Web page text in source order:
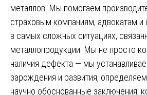
металлов. Мы помогаем
страховым компаниям, адвокатам и
в самых сложных ситуациях,
металлопродукции. Мы не просто
наличия дефекта — мы
зарождения и развития,
научно обоснованные заключения,